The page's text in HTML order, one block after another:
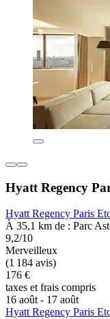
Hyatt Regency
Hyatt Regency Paris
À 35,1 km de : Parc
9,2/10
Merveilleux
(1 184 avis)
176 €
taxes et frais compris
16 août - 17 août
Hyatt Regency Paris